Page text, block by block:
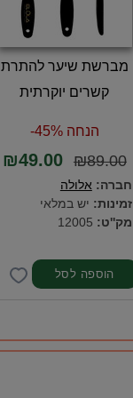
מברשת שיער להתרת
קשרים יוקרתית
הנחה 45%-
₪89.00
₪49.00
חברה:אלולה
זמינות: יש במלאי
מק''ט: